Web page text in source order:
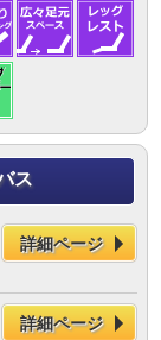
ス
詳細ページ
詳細ページ